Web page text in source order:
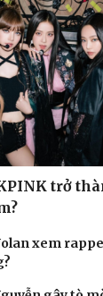
trở
xem